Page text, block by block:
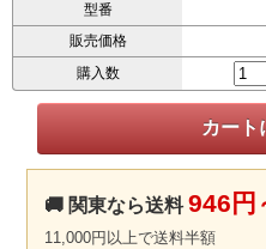
型番
販売価格
購入数
🚚 関東なら送料946円
11,000円以上で送料半額